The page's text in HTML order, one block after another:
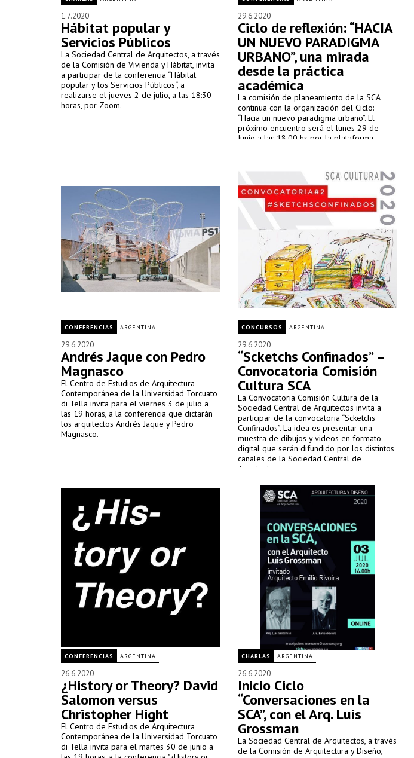
1.7.2020
Hábitat popular y
Servicios Públicos
La Sociedad Central de Arquitectos, a través
de la Comisión de Vivienda y Hábitat, invita
a participar de la conferencia “Hábitat
popular y los Servicios Públicos“, a
realizarse el jueves 2 de julio, a las 18:30
horas, por Zoom.
29.6.2020
Ciclo de reflexión: “HACIA
UN NUEVO PARADIGMA
URBANO”, una mirada
desde la práctica
académica
La comisión de planeamiento de la SCA
continua con la organización del Ciclo:
“Hacia un nuevo paradigma urbano”. El
próximo encuentro será el lunes 29 de
Junio a las 18.00 hs por la plataforma
CONFERENCIAS ARGENTINA
29.6.2020
Andrés Jaque con Pedro
Magnasco
El Centro de Estudios de Arquitectura
Contemporánea de la Universidad Torcuato
di Tella invita para el viernes 3 de julio a
las 19 horas, a la conferencia que dictarán
los arquitectos Andrés Jaque y Pedro
Magnasco.
CONCURSOS ARGENTINA
29.6.2020
“Scketchs Confinados” –
Convocatoria Comisión
Cultura SCA
La Convocatoria Comisión Cultura de la
Sociedad Central de Arquitectos invita a
participar de la convocatoria “Scketchs
Confinados”. La idea es presentar una
muestra de dibujos y videos en formato
digital que serán difundido por los distintos
canales de la Sociedad Central de
Arquitectos.
CONFERENCIAS ARGENTINA
26.6.2020
¿History or Theory? David
Salomon versus
Christopher Hight
El Centro de Estudios de Arquitectura
Contemporánea de la Universidad Torcuato
di Tella invita para el martes 30 de junio a
CHARLAS ARGENTINA
26.6.2020
Inicio Ciclo
“Conversaciones en la
SCA”, con el Arq. Luis
Grossman
La Sociedad Central de Arquitectos, a través
de la Comisión de Arquitectura y Diseño,